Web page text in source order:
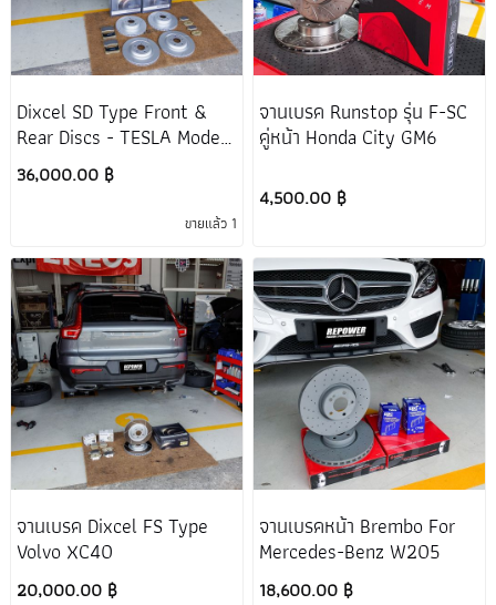
Dixcel SD Type Front &
Rear Discs - TESLA Model
Y Long Range
36,000.00 ฿
ขายแล้ว 1
จานเบรค Runstop รุ่น F-SC
คู่หน้า Honda City GM6
4,500.00 ฿
จานเบรค Dixcel FS Type
Volvo XC40
20,000.00 ฿
จานเบรคหน้า Brembo For
Mercedes-Benz W205
18,600.00 ฿